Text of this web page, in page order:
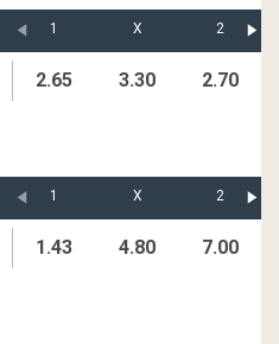
1 X 2
2.65 3.30 2.70
1 X 2
1.43 4.80 7.00